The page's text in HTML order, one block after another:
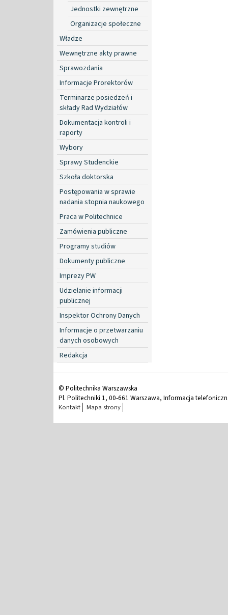
Jednostki zewnętrzne
Organizacje społeczne
Władze
Wewnętrzne akty prawne
Sprawozdania
Informacje Prorektorów
Terminarze posiedzeń i
składy Rad Wydziałów
Dokumentacja kontroli i
raporty
Wybory
Sprawy Studenckie
Szkoła doktorska
Postępowania w sprawie
nadania stopnia naukowego
Praca w Politechnice
Zamówienia publiczne
Programy studiów
Dokumenty publiczne
Imprezy PW
Udzielanie informacji
publicznej
Inspektor Ochrony Danych
Informacje o przetwarzaniu
danych osobowych
Redakcja
© Politechnika Warszawska
Pl. Politechniki 1, 00-661 Warszawa, Informacja
Kontakt Mapa strony